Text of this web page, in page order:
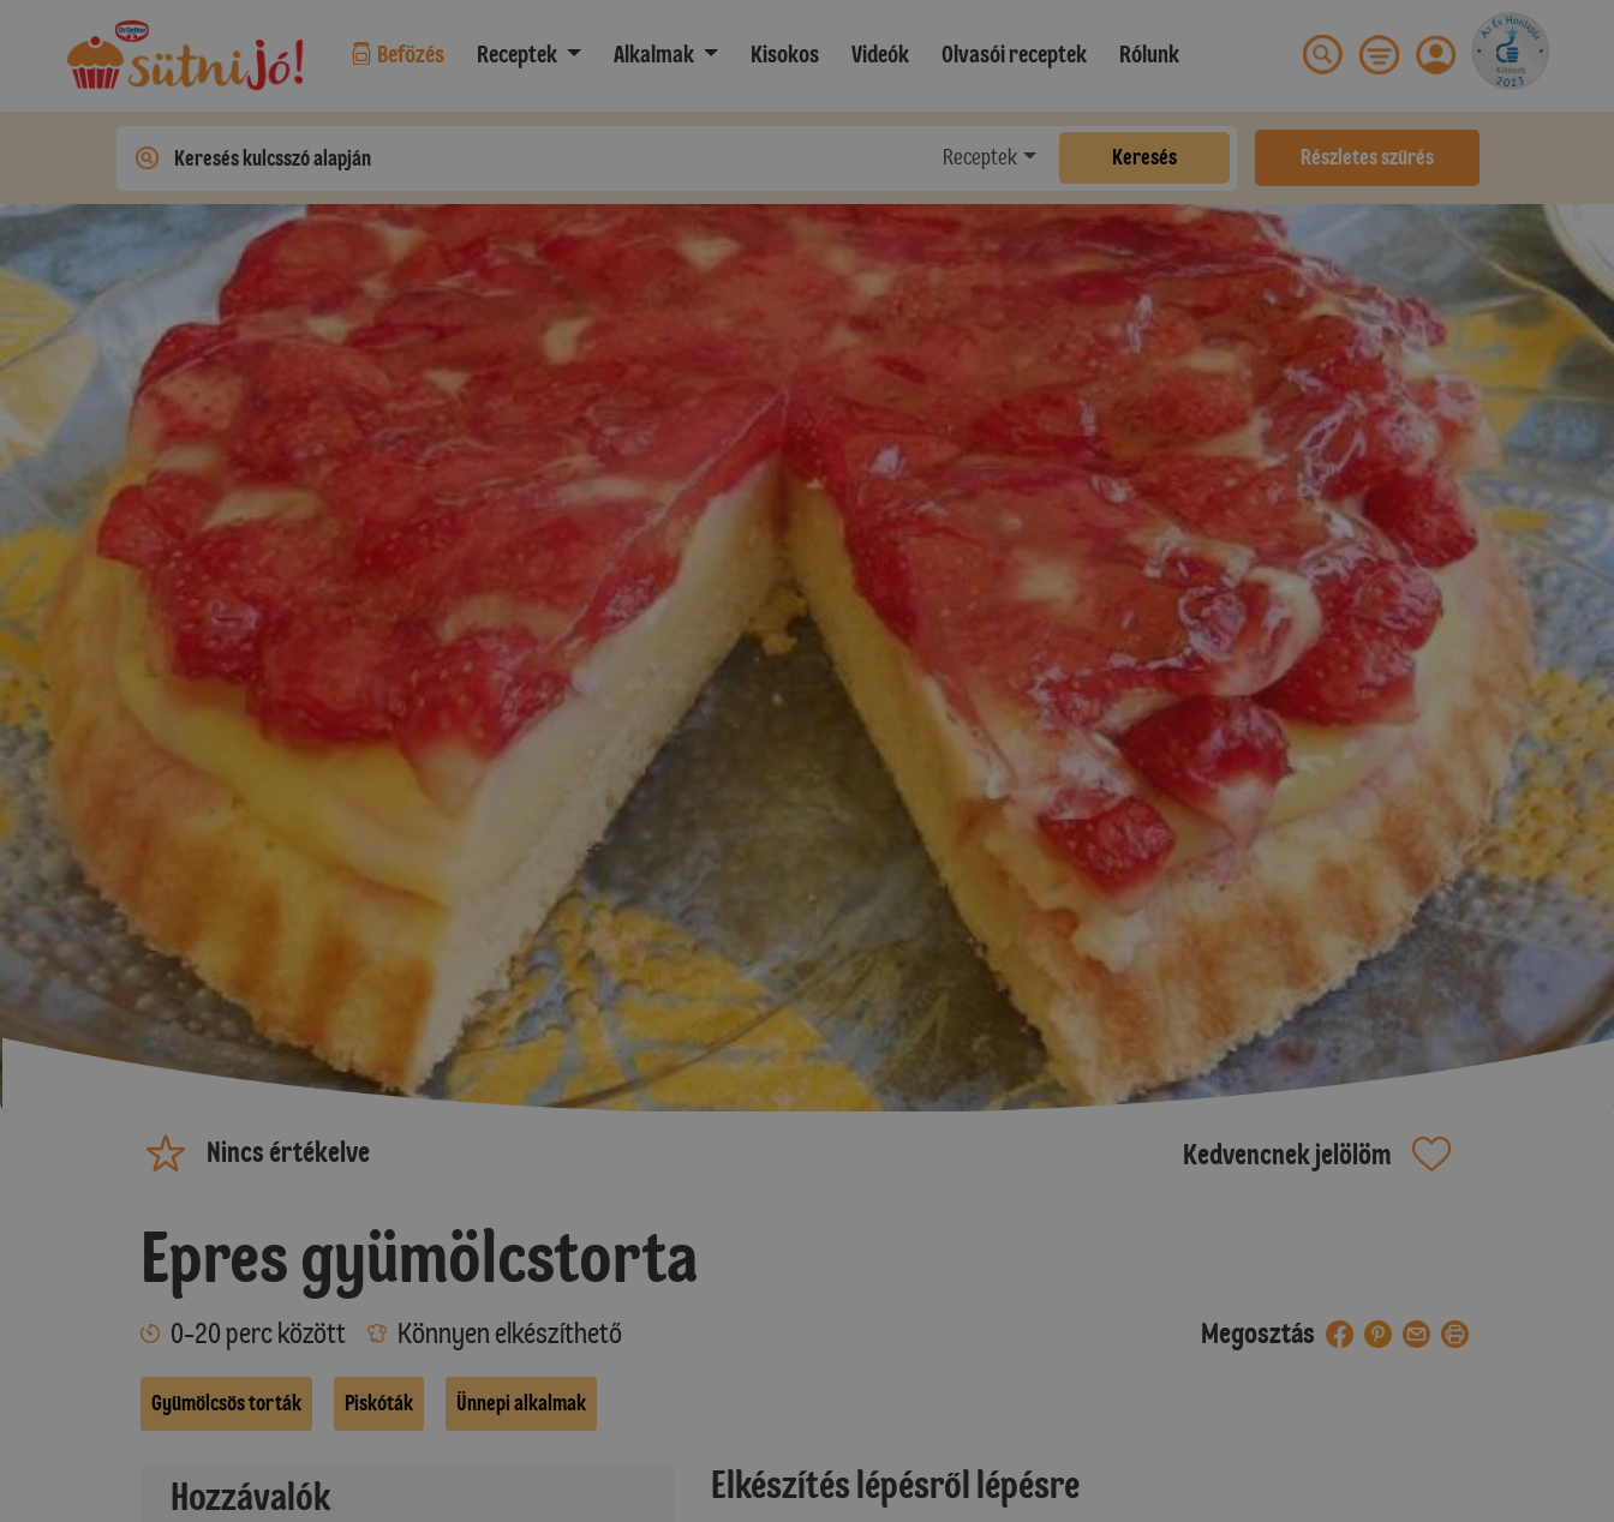
Befőzés Receptek Alkalmak Kisokos Videók Olvasói receptek Rólunk
Receptek Keresés Részletes szűrés
Nincs értékelve Kedvencnek jelölöm
Epres gyümölcstorta
0-20 perc között Könnyen elkészíthető Megosztás
Gyümölcsös torták Piskóták Ünnepi alkalmak
Hozzávalók Elkészítés lépésről lépésre